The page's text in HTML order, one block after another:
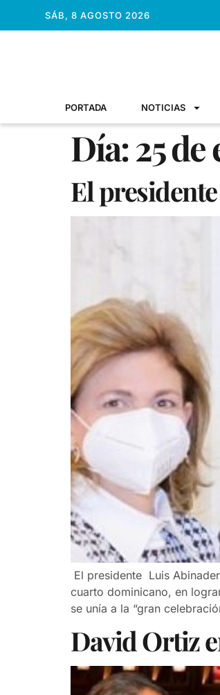
SÁB, 8 AGOSTO 2026
PORTADA NOTICIAS
Día:25
El
El presidente Luis
cuarto dominicano, en
se unía a la “gran
David Ortiz